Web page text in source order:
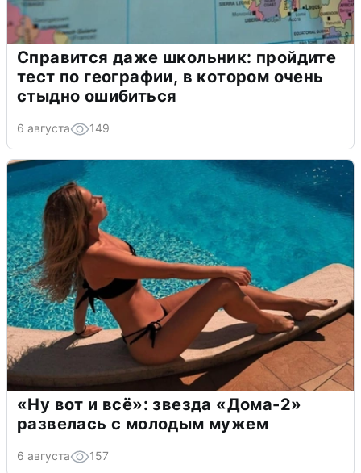
Справится даже школьник: пройдите
тест по географии, в котором очень
стыдно ошибиться
6 августа 149
«Ну вот и всё»: звезда «Дома-2»
развелась с молодым мужем
6 августа 157